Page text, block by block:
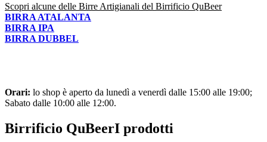
Scopri alcune delle Birre Artigianali del Birrificio QuBeer
BIRRA ATALANTA
BIRRA IPA
BIRRA DUBBEL
Orari: lo shop è aperto da lunedì a venerdì dalle 15:00 alle 19:00;
Sabato dalle 10:00 alle 12:00.
Birrificio QuBeerI prodotti